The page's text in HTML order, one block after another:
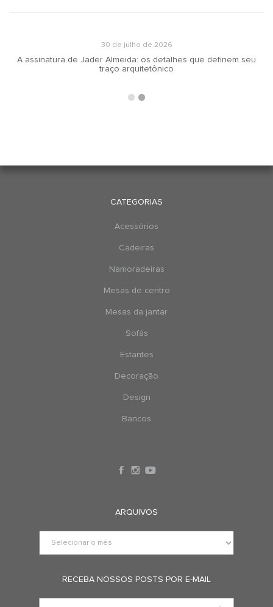
30 de julho de 2026
A assinatura de Jader Almeida: os detalhes que definem seu
traço arquitetônico
CATEGORIAS
Acessórios
Cadeiras
Namoradeiras
Mesas de centro
Mesas da jantar
Sofás
Estantes
Decoração
Design
Bancos
ARQUIVOS
RECEBA NOSSOS POSTS POR E-MAIL